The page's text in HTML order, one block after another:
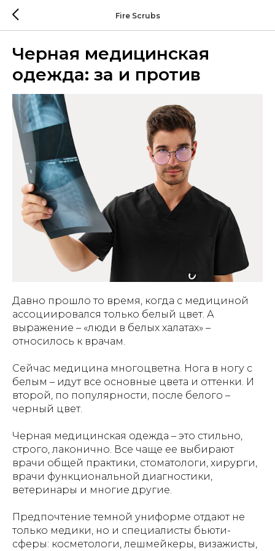
Fire Scrubs
Черная медицинская
одежда: за и против
Давно прошло то время, когда с медициной
ассоциировался только белый цвет. А
выражение – «люди в белых халатах» –
относилось к врачам.
Сейчас медицина многоцветна. Нога в ногу с
белым – идут все основные цвета и оттенки. И
второй, по популярности, после белого –
черный цвет.
Черная медицинская одежда – это стильно,
строго, лаконично. Все чаще ее выбирают
врачи общей практики, стоматологи, хирурги,
врачи функциональной диагностики,
ветеринары и многие другие.
Предпочтение темной униформе отдают не
только медики, но и специалисты бьюти-
сферы: косметологи, лешмейкеры, визажисты,